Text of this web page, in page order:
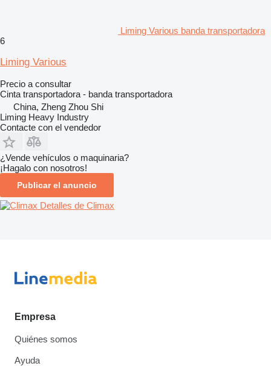
Liming Various banda transportadora
6
Liming Various
Precio a consultar
Cinta transportadora - banda transportadora
China, Zheng Zhou Shi
Liming Heavy Industry
Contacte con el vendedor
¿Vende vehículos o maquinaria?
¡Hagalo con nosotros!
Publicar el anuncio
Detalles de Climax
Empresa
Quiénes somos
Ayuda